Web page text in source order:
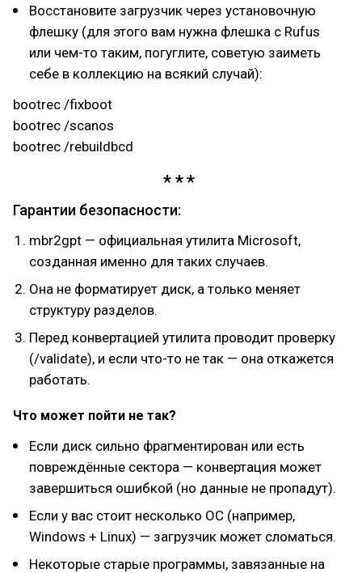
Восстановите загрузчик через установочную
флешку (для этого вам нужна флешка с Rufus
или чем-то таким, погуглите, советую заиметь
себе в коллекцию на всякий случай):
bootrec /fixboot
bootrec /scanos
bootrec /rebuildbcd
Гарантии безопасности:
mbr2gpt — официальная утилита Microsoft,
созданная именно для таких случаев.
Она не форматирует диск, а только меняет
структуру разделов.
Перед конвертацией утилита проводит проверку
(/validate), и если что-то не так — она откажется
работать.
Что может пойти не так?
Если диск сильно фрагментирован или есть
повреждённые сектора — конвертация может
завершиться ошибкой (но данные не пропадут).
Если у вас стоит несколько ОС (например,
Windows + Linux) — загрузчик может сломаться.
Некоторые старые программы, завязанные на